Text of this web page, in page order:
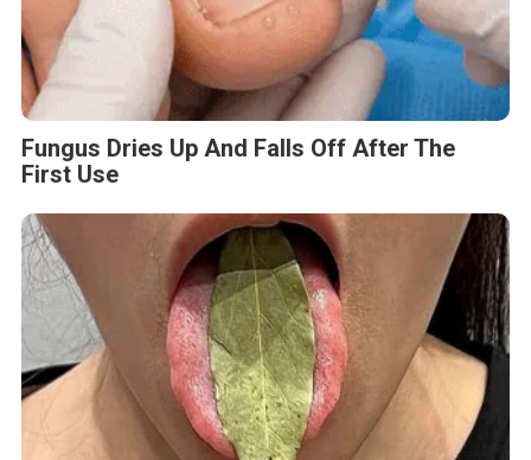
Fungus Dries Up And Falls Off After The
First Use